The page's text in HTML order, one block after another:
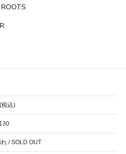
税込)
/ SOLD OUT